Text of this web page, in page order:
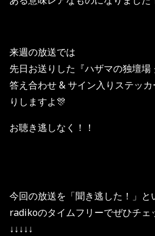
来週の放送では
先日お送りした『ハザマの独壇場
答え合わせ & サイン入りステッ
りしますよ🎊
お聴き逃しなく！！
今回の放送を「聞き逃した！」と
radikoのタイムフリーでぜひチェ
↓↓↓↓↓